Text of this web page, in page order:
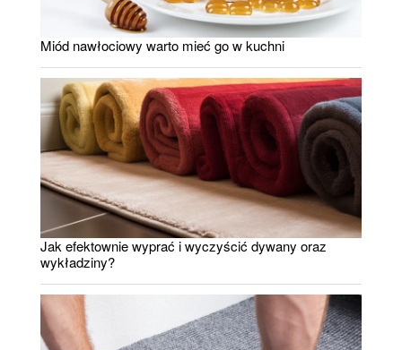
Miód nawłociowy warto mieć go w kuchni
Jak efektownie wyprać i wyczyścić dywany oraz
wykładziny?